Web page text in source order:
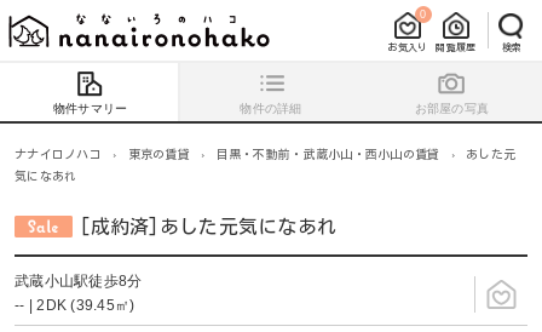
お気入り
0
閲覧履歴 検索
物件サマリー 物件の詳細 お部屋の写真
ナナイロノハコ › 東京の賃貸 › 目黒・不動前・武蔵小山・西小山の賃貸 ›
あした元
気になあれ
[成約済]あした元気になあれ
武蔵小山駅徒歩8分
-- | 2DK (39.45㎡)